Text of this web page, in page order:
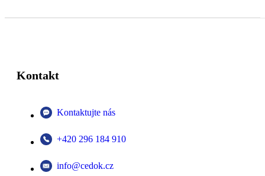
Kontakt
Kontaktujte nás
+420 296 184 910
info@cedok.cz